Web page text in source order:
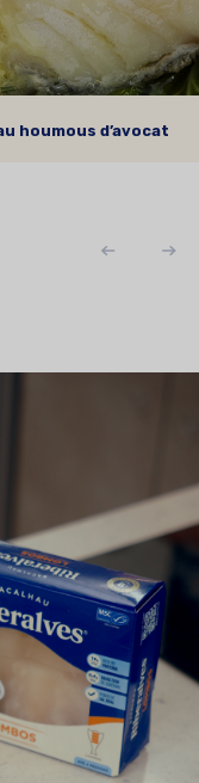
houmous d’avocat